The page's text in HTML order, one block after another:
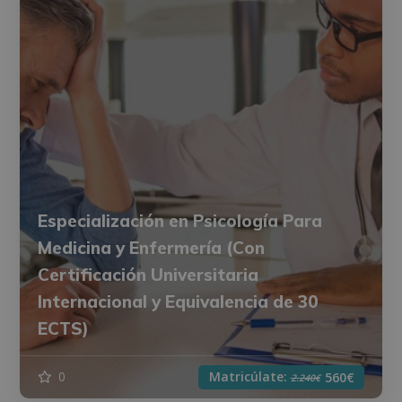
Especialización en Psicología Para
Medicina y Enfermería (Con
Certificación Universitaria
Internacional y Equivalencia de 30
ECTS)
0 Matricúlate:2.240€ 560€